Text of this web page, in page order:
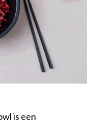
is een